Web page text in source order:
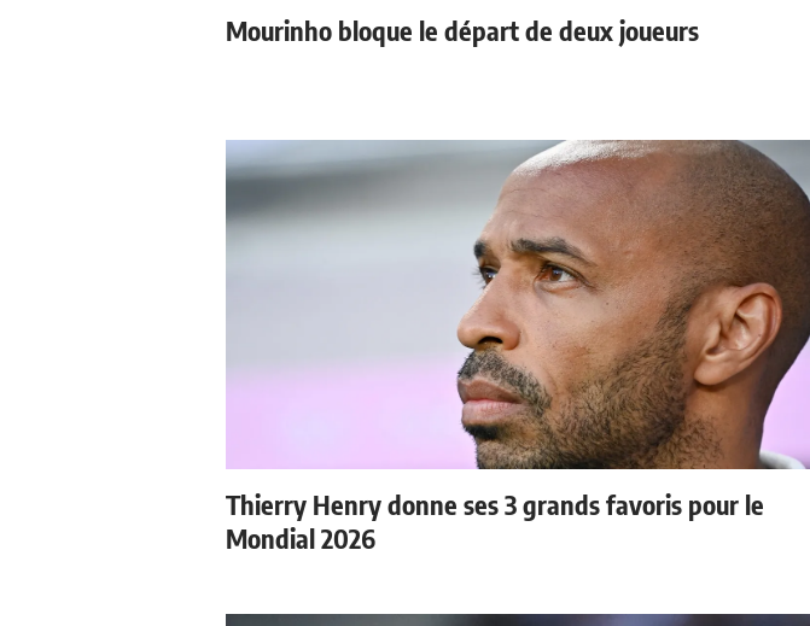
Mourinho bloque le départ de deux joueurs
Thierry Henry donne ses 3 grands favoris pour le
Mondial 2026